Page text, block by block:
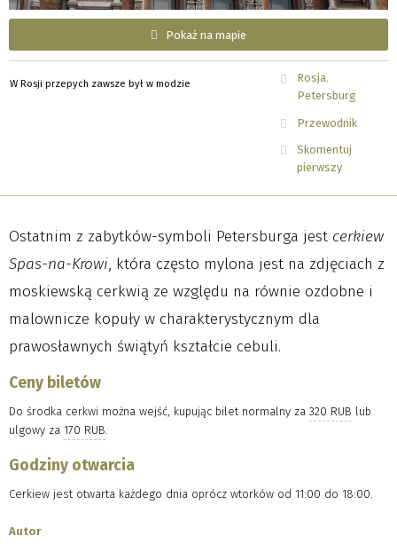
Pokaż na mapie
Rosja
Petersburg
Przewodnik
Skomentuj
pierwszy
W Rosji przepych zawsze był w modzie
Ostatnim z zabytków-symboli Petersburga jest cerkiew
Spas-na-Krowi, która często mylona jest na zdjęciach z
moskiewską cerkwią ze względu na równie ozdobne i
malownicze kopuły w charakterystycznym dla
prawosławnych świątyń kształcie cebuli.
Ceny biletów
Do środka cerkwi można wejść, kupując bilet normalny za320 RUB lub
ulgowy za170 RUB
Godziny otwarcia
Cerkiew jest otwarta każdego dnia oprócz wtorków od 11:00 do 18:00.
Autor